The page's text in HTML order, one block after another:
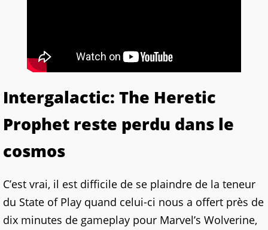
Intergalactic: The Heretic
Prophet reste perdu dans le
cosmos
C’est vrai, il est difficile de se plaindre de la teneur
du State of Play quand celui-ci nous a offert près de
dix minutes de gameplay pour Marvel’s Wolverine,